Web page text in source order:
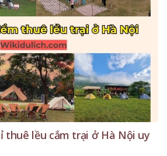
thuê lều cắm trại ở Hà Nội uy